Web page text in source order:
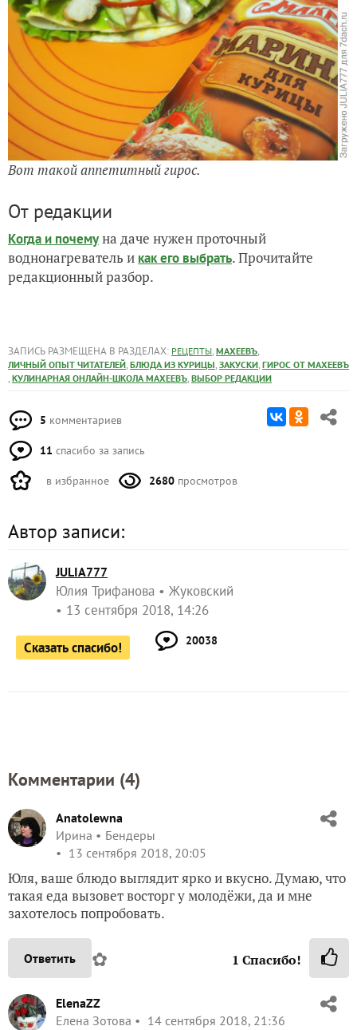
Вот такой аппетитный гирос.
От редакции
Когда и почемуна даче нужен проточный
воднонагреватель и как его выбрать. Прочитайте
редакционный разбор.
ЗАПИСЬ РАЗМЕЩЕНА В РАЗДЕЛАХ: РЕЦЕПТЫ, МАХЕЕВЪ,
ЛИЧНЫЙ ОПЫТ ЧИТАТЕЛЕЙ, БЛЮДА ИЗ КУРИЦЫ, ЗАКУСКИ, ГИРОС ОТ МАХЕЕВЪ
, КУЛИНАРНАЯ ОНЛАЙН-ШКОЛА МАХЕЕВЪ, ВЫБОР РЕДАКЦИИ
5 комментариев
11 спасибо за запись
в избранное 2680 просмотров
Автор записи:
JULIA777
Юлия Трифанова
Жуковский
13 сентября 2018, 14:26
Сказать спасибо! 20038
Комментарии (4)
Anatolewna
Ирина
Бендеры
13 сентября 2018, 20:05
Юля, ваше блюдо выглядит ярко и вкусно. Думаю, что
такая еда вызовет восторг у молодёжи, да и мне
захотелось попробовать.
Ответить ✿ 1 Спасибо!
ElenaZZ
Елена Зотова
14 сентября 2018, 21:36